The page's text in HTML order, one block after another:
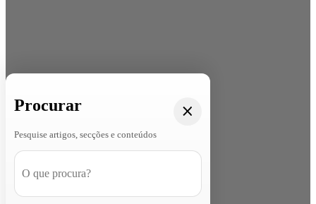
Procurar
Pesquise artigos, secções e conteúdos